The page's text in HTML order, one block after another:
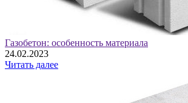
Газобетон: особенность материала
24.02.2023
Читать далее